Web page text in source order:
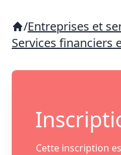
/Entreprises et
Services financiers
Cette inscription